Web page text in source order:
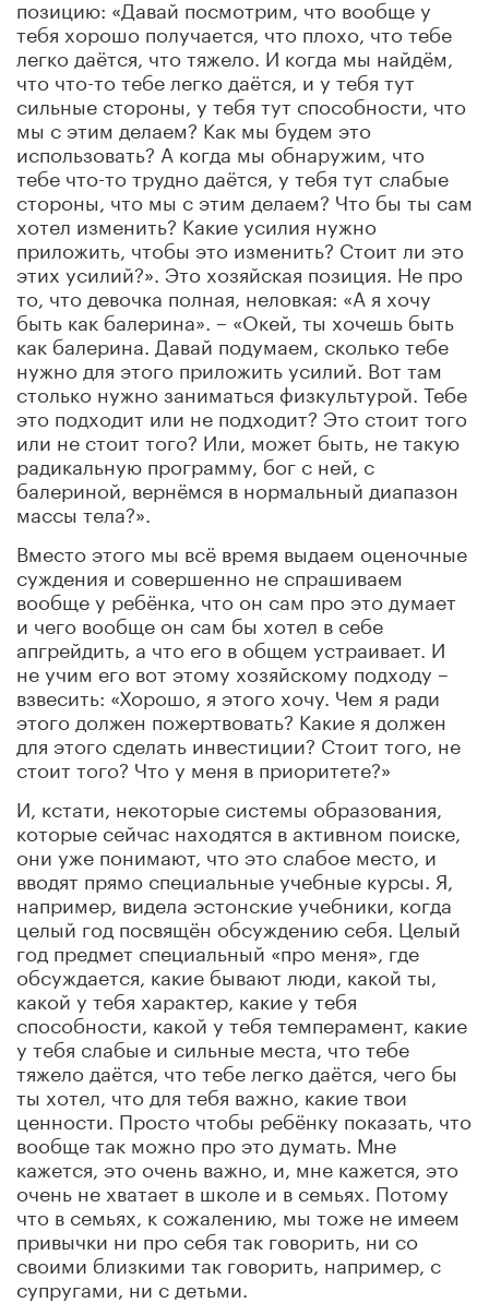
позицию: «Давай посмотрим, что вообще у
тебя хорошо получается, что плохо, что тебе
легко даётся, что тяжело. И когда мы найдём,
что что-то тебе легко даётся, и у тебя тут
сильные стороны, у тебя тут способности, что
мы с этим делаем? Как мы будем это
использовать? А когда мы обнаружим, что
тебе что-то трудно даётся, у тебя тут слабые
стороны, что мы с этим делаем? Что бы ты сам
хотел изменить? Какие усилия нужно
приложить, чтобы это изменить? Стоит ли это
этих усилий?». Это хозяйская позиция. Не про
то, что девочка полная, неловкая: «А я хочу
быть как балерина». – «Окей, ты хочешь быть
как балерина. Давай подумаем, сколько тебе
нужно для этого приложить усилий. Вот там
столько нужно заниматься физкультурой. Тебе
это подходит или не подходит? Это стоит того
или не стоит того? Или, может быть, не такую
радикальную программу, бог с ней, с
балериной, вернёмся в нормальный диапазон
массы тела?».
Вместо этого мы всё время выдаем оценочные
суждения и совершенно не спрашиваем
вообще у ребёнка, что он сам про это думает
и чего вообще он сам бы хотел в себе
апгрейдить, а что его в общем устраивает. И
не учим его вот этому хозяйскому подходу –
взвесить: «Хорошо, я этого хочу. Чем я ради
этого должен пожертвовать? Какие я должен
для этого сделать инвестиции? Стоит того, не
стоит того? Что у меня в приоритете?»
И, кстати, некоторые системы образования,
которые сейчас находятся в активном поиске,
они уже понимают, что это слабое место, и
вводят прямо специальные учебные курсы. Я,
например, видела эстонские учебники, когда
целый год посвящён обсуждению себя. Целый
год предмет специальный «про меня», где
обсуждается, какие бывают люди, какой ты,
какой у тебя характер, какие у тебя
способности, какой у тебя темперамент, какие
у тебя слабые и сильные места, что тебе
тяжело даётся, что тебе легко даётся, чего бы
ты хотел, что для тебя важно, какие твои
ценности. Просто чтобы ребёнку показать, что
вообще так можно про это думать. Мне
кажется, это очень важно, и, мне кажется, это
очень не хватает в школе и в семьях. Потому
что в семьях, к сожалению, мы тоже не имеем
привычки ни про себя так говорить, ни со
своими близкими так говорить, например, с
супругами, ни с детьми.